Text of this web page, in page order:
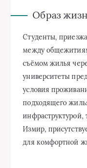
Образ
Студенты,
между
съёмом жилья
университеты
условия
подходящего
инфраструктурой,
Измир,
для комфортной